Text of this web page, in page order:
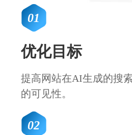
01
优化目标
提高网站在AI生成的搜
的可见性。
02